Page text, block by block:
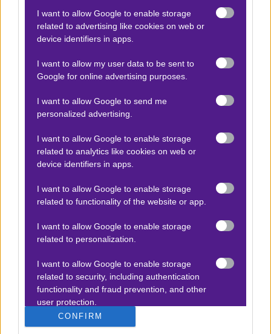
I want to allow Google to enable storage
related to advertising like cookies on web or
device identifiers in apps.
I want to allow my user data to be sent to
Google for online advertising purposes.
I want to allow Google to send me
personalized advertising.
I want to allow Google to enable storage
related to analytics like cookies on web or
device identifiers in apps.
I want to allow Google to enable storage
related to functionality of the website or app.
I want to allow Google to enable storage
related to personalization.
I want to allow Google to enable storage
related to security, including authentication
functionality and fraud prevention, and other
user protection.
CONFIRM
Βαθμολογίες Ισπανίας- La liga
Βαθμολογίες Ιταλίας- Serie A
ΣΤΟΙΧΗΜΑ
To bet builder της ημέρας
Αναλύσεις αγώνων
Ενισχυμένες Αποδόσεις
Μακροχρόνια Στοιχήματα
Ψαγμένα ειδικά στοιχήματα
Μακροχρόνια Στοιχήματα – Ελλάδα
Τζίροι στοιχήματος
Θεωρία στοιχήματος
Προσφορές για στοίχημα